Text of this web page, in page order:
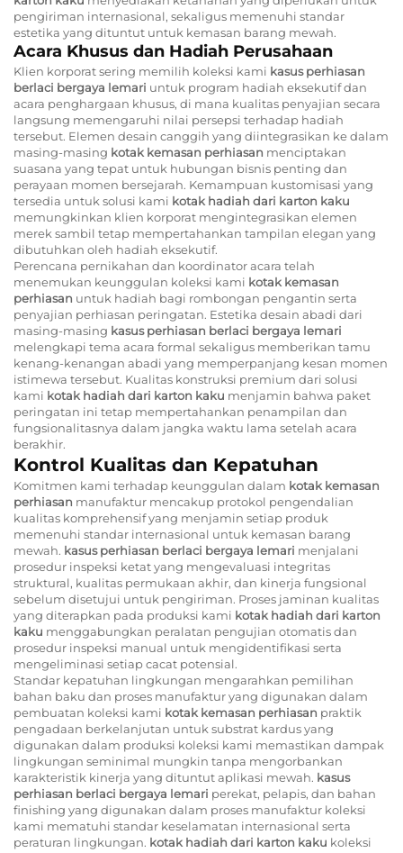
pengiriman internasional, sekaligus memenuhi standar
estetika yang dituntut untuk kemasan barang mewah.
Acara Khusus dan Hadiah Perusahaan
Klien korporat sering memilih koleksi kami kasus perhiasan
berlaci bergaya lemari untuk program hadiah eksekutif dan
acara penghargaan khusus, di mana kualitas penyajian secara
langsung memengaruhi nilai persepsi terhadap hadiah
tersebut. Elemen desain canggih yang diintegrasikan ke dalam
masing-masing kotak kemasan perhiasan menciptakan
suasana yang tepat untuk hubungan bisnis penting dan
perayaan momen bersejarah. Kemampuan kustomisasi yang
tersedia untuk solusi kami kotak hadiah dari karton kaku
memungkinkan klien korporat mengintegrasikan elemen
merek sambil tetap mempertahankan tampilan elegan yang
dibutuhkan oleh hadiah eksekutif.
Perencana pernikahan dan koordinator acara telah
menemukan keunggulan koleksi kami kotak kemasan
perhiasan untuk hadiah bagi rombongan pengantin serta
penyajian perhiasan peringatan. Estetika desain abadi dari
masing-masing kasus perhiasan berlaci bergaya lemari
melengkapi tema acara formal sekaligus memberikan tamu
kenang-kenangan abadi yang memperpanjang kesan momen
istimewa tersebut. Kualitas konstruksi premium dari solusi
kami kotak hadiah dari karton kaku menjamin bahwa paket
peringatan ini tetap mempertahankan penampilan dan
fungsionalitasnya dalam jangka waktu lama setelah acara
berakhir.
Kontrol Kualitas dan Kepatuhan
Komitmen kami terhadap keunggulan dalam kotak kemasan
perhiasan manufaktur mencakup protokol pengendalian
kualitas komprehensif yang menjamin setiap produk
memenuhi standar internasional untuk kemasan barang
mewah. kasus perhiasan berlaci bergaya lemari menjalani
prosedur inspeksi ketat yang mengevaluasi integritas
struktural, kualitas permukaan akhir, dan kinerja fungsional
sebelum disetujui untuk pengiriman. Proses jaminan kualitas
yang diterapkan pada produksi kami kotak hadiah dari karton
kaku menggabungkan peralatan pengujian otomatis dan
prosedur inspeksi manual untuk mengidentifikasi serta
mengeliminasi setiap cacat potensial.
Standar kepatuhan lingkungan mengarahkan pemilihan
bahan baku dan proses manufaktur yang digunakan dalam
pembuatan koleksi kami kotak kemasan perhiasan praktik
pengadaan berkelanjutan untuk substrat kardus yang
digunakan dalam produksi koleksi kami memastikan dampak
lingkungan seminimal mungkin tanpa mengorbankan
karakteristik kinerja yang dituntut aplikasi mewah. kasus
perhiasan berlaci bergaya lemari perekat, pelapis, dan bahan
finishing yang digunakan dalam proses manufaktur koleksi
kami mematuhi standar keselamatan internasional serta
peraturan lingkungan. kotak hadiah dari karton kaku koleksi